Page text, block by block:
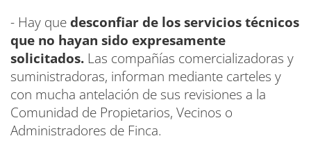
- Hay que desconfiar de los servicios técnicos
que no hayan sido expresamente
solicitados. Las compañías comercializadoras y
suministradoras, informan mediante carteles y
con mucha antelación de sus revisiones a la
Comunidad de Propietarios, Vecinos o
Administradores de Finca.